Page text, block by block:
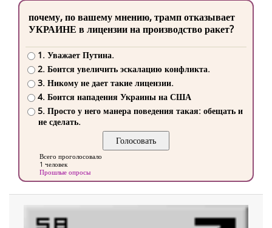
почему, по вашему мнению, трамп отказывает
УКРАИНЕ в лицензии на производство ракет?
1. Уважает Путина.
2. Боится увеличить эскалацию конфликта.
3. Никому не дает такие лицензии.
4. Боится нападения Украины на США
5. Просто у него манера поведения такая: обещать и
не сделать.
Всего проголосовало
1 человек
Прошлые опросы